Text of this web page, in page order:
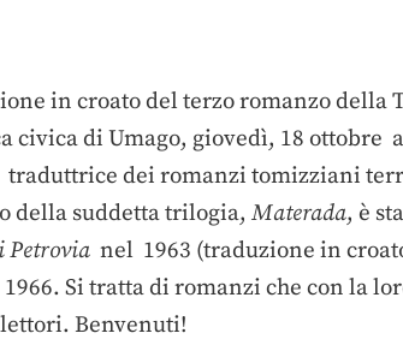
in croato del terzo romanzo della
civica di Umago, giovedì, 18 ottobre
traduttrice dei romanzi tomizziani
della suddetta trilogia, Materada, è
Petrovia nel 1963 (traduzione in
Si tratta di romanzi che con la
Benvenuti!